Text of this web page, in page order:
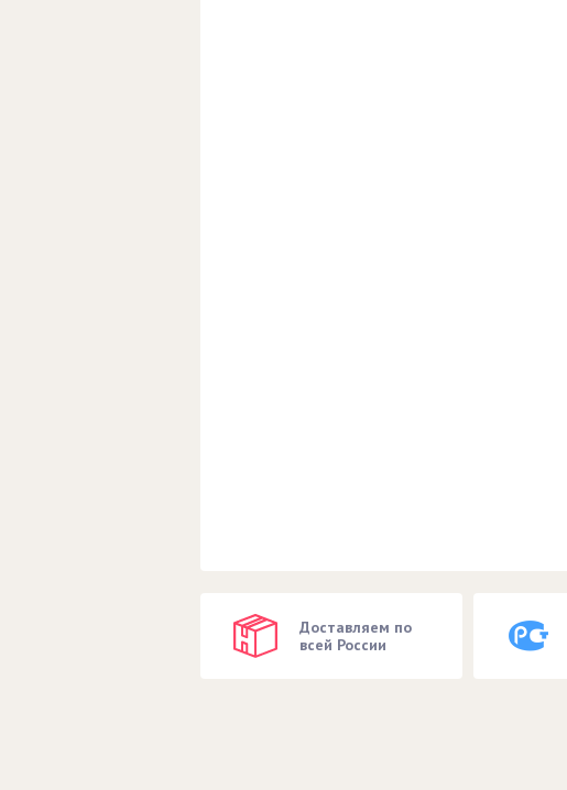
Доставляем по
всей России